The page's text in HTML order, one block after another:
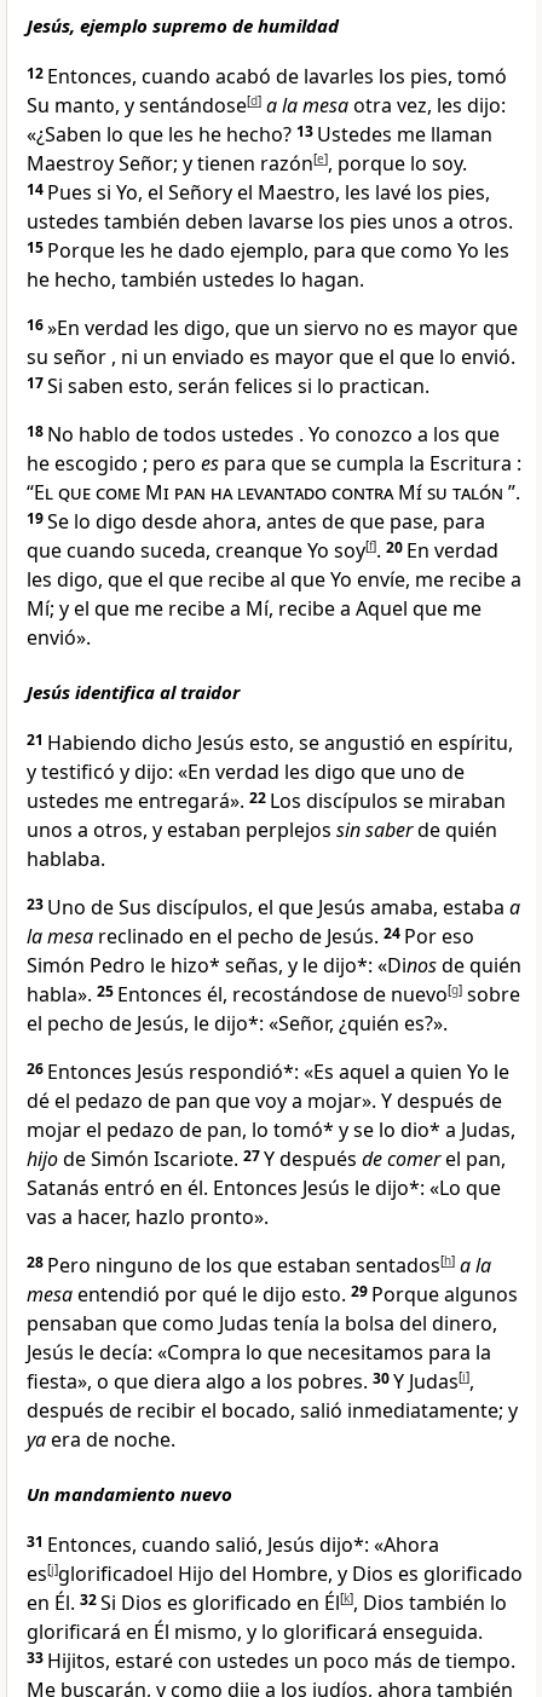
Jesús, ejemplo supremo de humildad
12 Entonces, cuando acabó de lavarles los pies, tomó
Su manto, y sentándose[d] a la mesaotra vez, les dijo:
«¿Saben lo que les he hecho? 13 Ustedes me llaman
Maestroy Señor; y tienen razón[e], porque lo soy.
14 Pues si Yo, el Señory el Maestro, les lavé los pies,
ustedes también deben lavarse los pies unos a otros.
15 Porque les he dado ejemplo, para que como Yo les
he hecho, también ustedes lo hagan.
16»En verdad les digo, que un siervo no es mayor que
su señor , ni un enviado es mayor que el que lo envió.
17Si saben esto, serán felices si lo practican.
18 No hablo de todos ustedes . Yo conozco a los que
he escogido ; pero es para que se cumpla la Escritura :
“El que come Mi pan ha levantado contra Mí su talón ”.
19Se lo digo desde ahora, antes de que pase, para
que cuando suceda, creanque Yo soy[f]. 20 En verdad
les digo, que el que recibe al que Yo envíe, me recibe a
Mí; y el que me recibe a Mí, recibe a Aquel que me
envió».
Jesús identifica al traidor
21 Habiendo dicho Jesús esto, se angustió en espíritu,
y testificó y dijo: «En verdad les digo que uno de
ustedes me entregará». 22 Los discípulos se miraban
unos a otros, y estaban perplejos sin saberde quién
hablaba.
23 Uno de Sus discípulos, el que Jesús amaba, estaba a
la mesa reclinado en el pecho de Jesús. 24 Por eso
Simón Pedro le hizo* señas, y le dijo*: «Dinosde quién
habla». 25 Entonces él, recostándose de nuevo[g] sobre
el pecho de Jesús, le dijo*: «Señor, ¿quién es?».
26 Entonces Jesús respondió*: «Es aquel a quien Yo le
dé el pedazo de pan que voy a mojar». Y después de
mojar el pedazo de pan, lo tomó* y se lo dio* a Judas,
hijode Simón Iscariote. 27Y después de comerel pan,
Satanás entró en él. Entonces Jesús le dijo*: «Lo que
vas a hacer, hazlo pronto».
28 Pero ninguno de los que estaban sentados[h] a la
mesaentendió por qué le dijo esto. 29 Porque algunos
pensaban que como Judas tenía la bolsa del dinero,
Jesús le decía: «Compra lo que necesitamos para la
fiesta», o que diera algo a los pobres. 30Y Judas[i],
después de recibir el bocado, salió inmediatamente; y
yaera de noche.
Un mandamiento nuevo
31 Entonces, cuando salió, Jesús dijo*: «Ahora
es[j]glorificadoel Hijo del Hombre, y Dios es glorificado
en Él. 32Si Dios es glorificado en Él[k], Dios también lo
glorificará en Él mismo, y lo glorificará enseguida.
33 Hijitos, estaré con ustedes un poco más de tiempo.
Me buscarán, y como dije a los judíos, ahora también